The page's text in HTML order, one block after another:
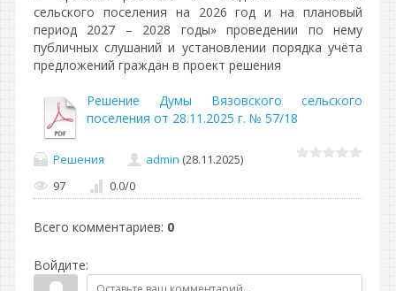
сельского поселения на 2026 год и на плановый
период 2027 – 2028 годы» проведении по нему
публичных слушаний и установлении порядка учёта
предложений граждан в проект решения
Решение Думы Вязовского сельского
поселения от 28.11.2025 г. № 57/18
Решения admin (28.11.2025)
97
0.0/0
Всего комментариев: 0
Войдите: